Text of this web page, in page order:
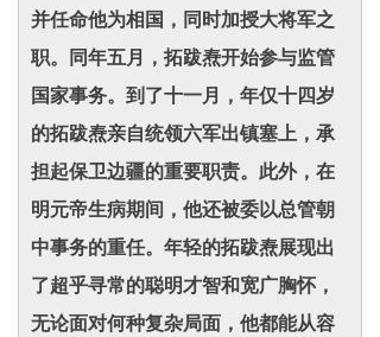
并任命他为相国，同时加授大将军之
职。同年五月，拓跋焘开始参与监管
国家事务。到了十一月，年仅十四岁
的拓跋焘亲自统领六军出镇塞上，承
担起保卫边疆的重要职责。此外，在
明元帝生病期间，他还被委以总管朝
中事务的重任。年轻的拓跋焘展现出
了超乎寻常的聪明才智和宽广胸怀，
无论面对何种复杂局面，他都能从容